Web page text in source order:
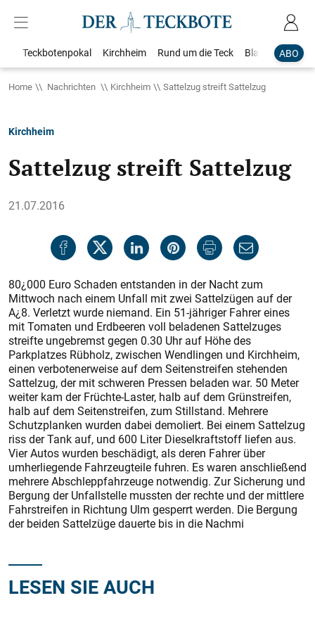
ABO
Teckbotenpokal Kirchheim Rund um die Teck Blaulicht
Home Nachrichten Kirchheim Sattelzug streift Sattelzug
Kirchheim
Sattelzug streift Sattelzug
21.07.2016
80¿000 Euro Schaden entstanden in der Nacht zum
Mittwoch nach einem Unfall mit zwei Sattelzügen auf der
A¿8. Verletzt wurde niemand. Ein 51-jähriger Fahrer eines
mit Tomaten und Erdbeeren voll beladenen Sattelzuges
streifte ungebremst gegen 0.30 Uhr auf Höhe des
Parkplatzes Rübholz, zwischen Wendlingen und Kirchheim,
einen verbotenerweise auf dem Seitenstreifen stehenden
Sattelzug, der mit schweren Pressen beladen war. 50 Meter
weiter kam der Früchte-Laster, halb auf dem Grünstreifen,
halb auf dem Seitenstreifen, zum Stillstand. Mehrere
Schutzplanken wurden dabei demoliert. Bei einem Sattelzug
riss der Tank auf, und 600 Liter Dieselkraftstoff liefen aus.
Vier Autos wurden beschädigt, als deren Fahrer über
umherliegende Fahrzeugteile fuhren. Es waren anschließend
mehrere Abschleppfahrzeuge notwendig. Zur Sicherung und
Bergung der Unfallstelle mussten der rechte und der mittlere
Fahrstreifen in Richtung Ulm gesperrt werden. Die Bergung
der beiden Sattelzüge dauerte bis in die Nachmi
LESEN SIE AUCH